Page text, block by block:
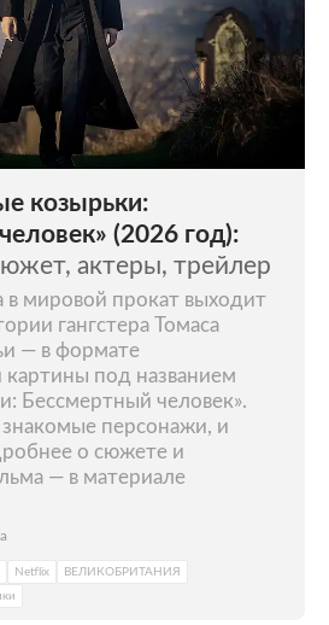
козырьки:
(2026 год):
актеры, трейлер
в мировой прокат выходит
гангстера Томаса
— в формате
под названием
Бессмертный человек».
персонажи, и
о сюжете и
— в материале
Netflix
ВЕЛИКОБРИТАНИЯ